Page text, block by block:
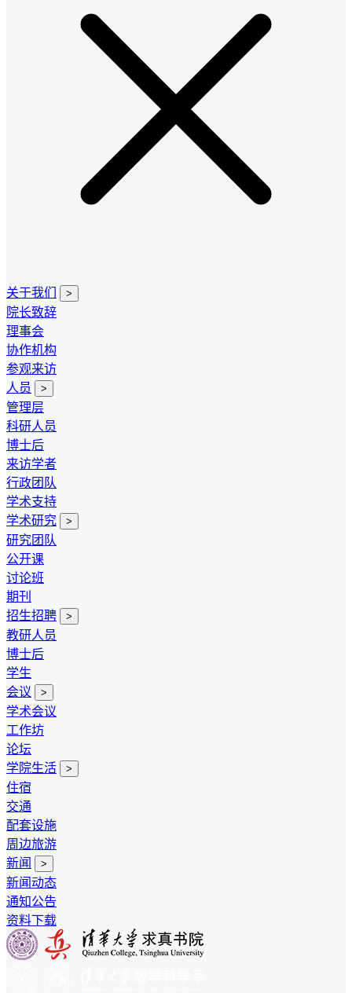
关于我们 >
院长致辞
理事会
协作机构
参观来访
人员
>
管理层
科研人员
博士后
来访学者
行政团队
学术支持
学术研究
>
研究团队
公开课
讨论班
期刊
招生招聘
>
教研人员
博士后
学生
会议
>
学术会议
工作坊
论坛
学院生活
>
住宿
交通
配套设施
周边旅游
新闻
>
新闻动态
通知公告
资料下载